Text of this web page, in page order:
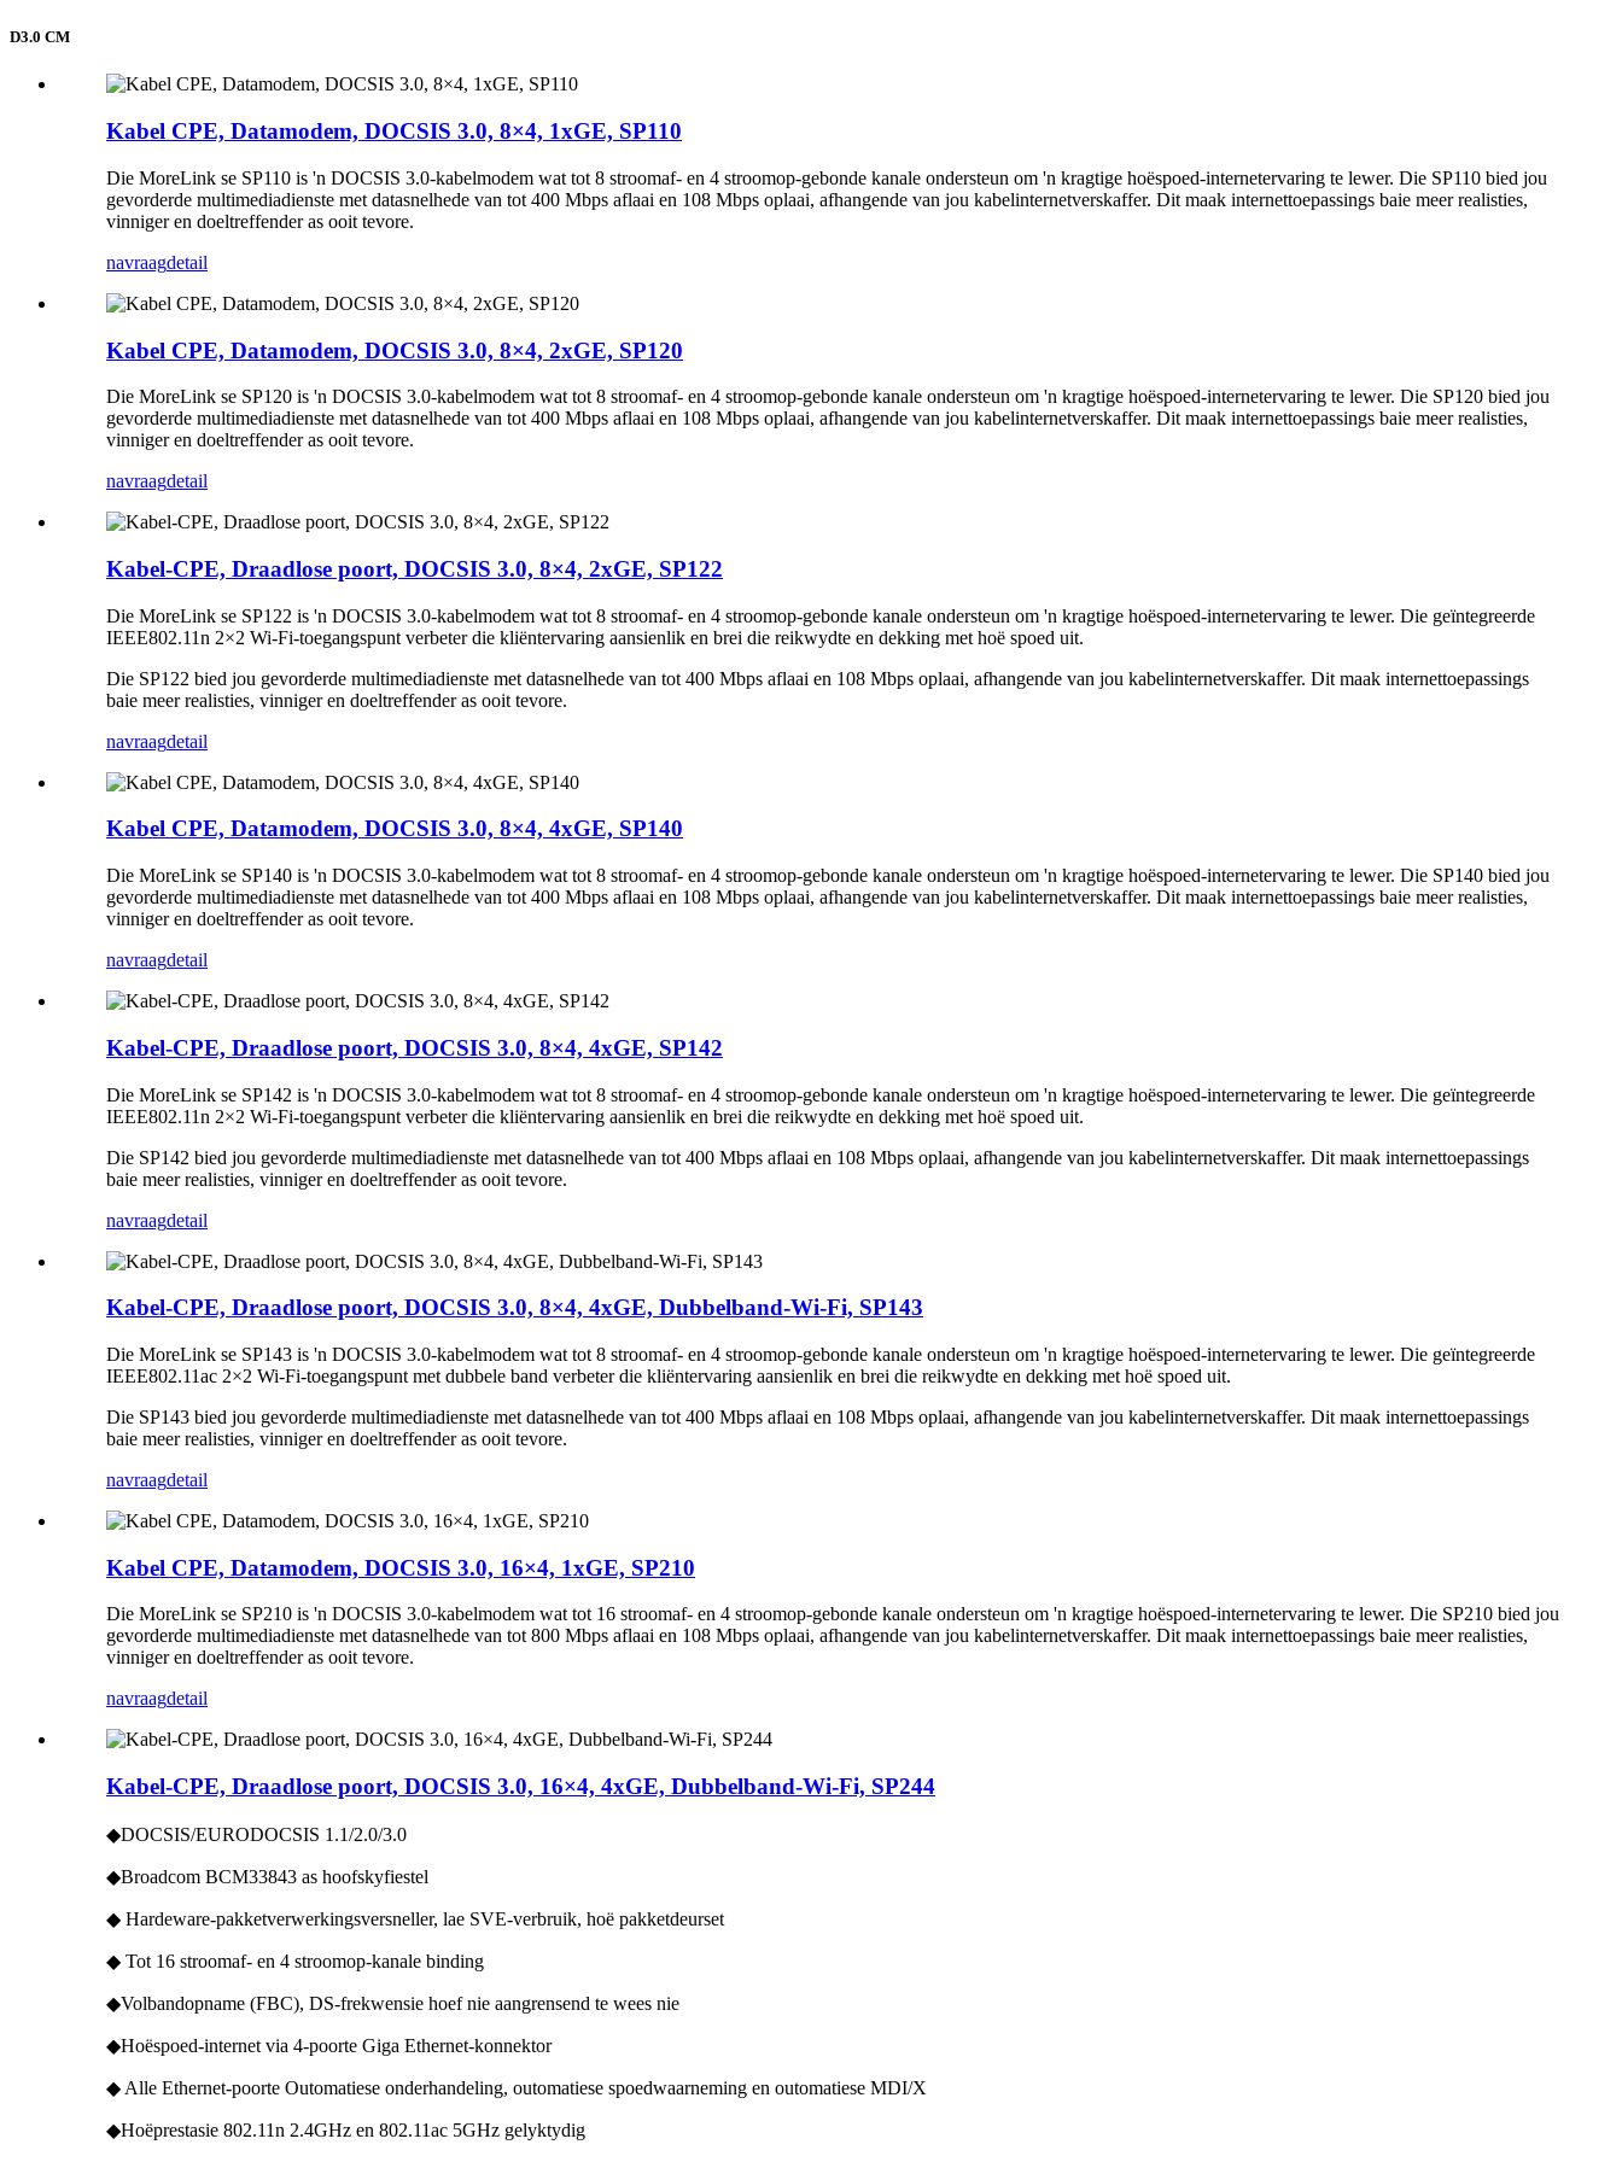
D3.0 CM
Kabel CPE, Datamodem, DOCSIS 3.0, 8×4, 1xGE, SP110
Die MoreLink se SP110 is 'n DOCSIS 3.0-kabelmodem wat tot 8 stroomaf- en 4 stroomop-gebonde kanale ondersteun om 'n kragtige hoëspoed-internetervaring te lewer. Die SP110 bied jou
gevorderde multimediadienste met datasnelhede van tot 400 Mbps aflaai en 108 Mbps oplaai, afhangende van jou kabelinternetverskaffer. Dit maak internettoepassings baie meer realisties,
vinniger en doeltreffender as ooit tevore.
navraagdetail
Kabel CPE, Datamodem, DOCSIS 3.0, 8×4, 2xGE, SP120
Die MoreLink se SP120 is 'n DOCSIS 3.0-kabelmodem wat tot 8 stroomaf- en 4 stroomop-gebonde kanale ondersteun om 'n kragtige hoëspoed-internetervaring te lewer. Die SP120 bied jou
gevorderde multimediadienste met datasnelhede van tot 400 Mbps aflaai en 108 Mbps oplaai, afhangende van jou kabelinternetverskaffer. Dit maak internettoepassings baie meer realisties,
vinniger en doeltreffender as ooit tevore.
navraagdetail
Kabel-CPE, Draadlose poort, DOCSIS 3.0, 8×4, 2xGE, SP122
Die MoreLink se SP122 is 'n DOCSIS 3.0-kabelmodem wat tot 8 stroomaf- en 4 stroomop-gebonde kanale ondersteun om 'n kragtige hoëspoed-internetervaring te lewer. Die geïntegreerde
IEEE802.11n 2×2 Wi-Fi-toegangspunt verbeter die kliëntervaring aansienlik en brei die reikwydte en dekking met hoë spoed uit.
Die SP122 bied jou gevorderde multimediadienste met datasnelhede van tot 400 Mbps aflaai en 108 Mbps oplaai, afhangende van jou kabelinternetverskaffer. Dit maak internettoepassings
baie meer realisties, vinniger en doeltreffender as ooit tevore.
navraagdetail
Kabel CPE, Datamodem, DOCSIS 3.0, 8×4, 4xGE, SP140
Die MoreLink se SP140 is 'n DOCSIS 3.0-kabelmodem wat tot 8 stroomaf- en 4 stroomop-gebonde kanale ondersteun om 'n kragtige hoëspoed-internetervaring te lewer. Die SP140 bied jou
gevorderde multimediadienste met datasnelhede van tot 400 Mbps aflaai en 108 Mbps oplaai, afhangende van jou kabelinternetverskaffer. Dit maak internettoepassings baie meer realisties,
vinniger en doeltreffender as ooit tevore.
navraagdetail
Kabel-CPE, Draadlose poort, DOCSIS 3.0, 8×4, 4xGE, SP142
Die MoreLink se SP142 is 'n DOCSIS 3.0-kabelmodem wat tot 8 stroomaf- en 4 stroomop-gebonde kanale ondersteun om 'n kragtige hoëspoed-internetervaring te lewer. Die geïntegreerde
IEEE802.11n 2×2 Wi-Fi-toegangspunt verbeter die kliëntervaring aansienlik en brei die reikwydte en dekking met hoë spoed uit.
Die SP142 bied jou gevorderde multimediadienste met datasnelhede van tot 400 Mbps aflaai en 108 Mbps oplaai, afhangende van jou kabelinternetverskaffer. Dit maak internettoepassings
baie meer realisties, vinniger en doeltreffender as ooit tevore.
navraagdetail
Kabel-CPE, Draadlose poort, DOCSIS 3.0, 8×4, 4xGE, Dubbelband-Wi-Fi, SP143
Die MoreLink se SP143 is 'n DOCSIS 3.0-kabelmodem wat tot 8 stroomaf- en 4 stroomop-gebonde kanale ondersteun om 'n kragtige hoëspoed-internetervaring te lewer. Die geïntegreerde
IEEE802.11ac 2×2 Wi-Fi-toegangspunt met dubbele band verbeter die kliëntervaring aansienlik en brei die reikwydte en dekking met hoë spoed uit.
Die SP143 bied jou gevorderde multimediadienste met datasnelhede van tot 400 Mbps aflaai en 108 Mbps oplaai, afhangende van jou kabelinternetverskaffer. Dit maak internettoepassings
baie meer realisties, vinniger en doeltreffender as ooit tevore.
navraagdetail
Kabel CPE, Datamodem, DOCSIS 3.0, 16×4, 1xGE, SP210
Die MoreLink se SP210 is 'n DOCSIS 3.0-kabelmodem wat tot 16 stroomaf- en 4 stroomop-gebonde kanale ondersteun om 'n kragtige hoëspoed-internetervaring te lewer. Die SP210 bied jou
gevorderde multimediadienste met datasnelhede van tot 800 Mbps aflaai en 108 Mbps oplaai, afhangende van jou kabelinternetverskaffer. Dit maak internettoepassings baie meer realisties,
vinniger en doeltreffender as ooit tevore.
navraagdetail
Kabel-CPE, Draadlose poort, DOCSIS 3.0, 16×4, 4xGE, Dubbelband-Wi-Fi, SP244
◆DOCSIS/EURODOCSIS 1.1/2.0/3.0
◆Broadcom BCM33843 as hoofskyfiestel
◆ Hardeware-pakketverwerkingsversneller, lae SVE-verbruik, hoë pakketdeurset
◆ Tot 16 stroomaf- en 4 stroomop-kanale binding
◆Volbandopname (FBC), DS-frekwensie hoef nie aangrensend te wees nie
◆Hoëspoed-internet via 4-poorte Giga Ethernet-konnektor
◆ Alle Ethernet-poorte Outomatiese onderhandeling, outomatiese spoedwaarneming en outomatiese MDI/X
◆Hoëprestasie 802.11n 2.4GHz en 802.11ac 5GHz gelyktydig